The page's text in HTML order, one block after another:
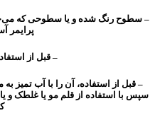
– سطوح رنگ شده و یا سطوحی که
پرایمر
– قبل از
سپس با استفاده از قلم مو یا غلطک و